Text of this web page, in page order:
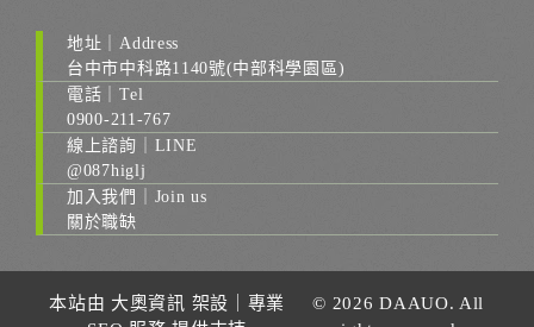
地址｜Address
台中市中科路1140號(中部科學園區)
電話｜Tel
0900-211-767
線上諮詢｜LINE
@087higlj
加入我們｜Join us
關於職缺
本站由 大奧資訊 架設｜ 專業
© 2026 DAAUO. All